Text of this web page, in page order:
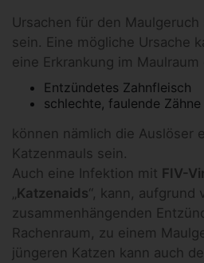
Ursachen für den
sein. Eine mögliche Ursache
eine Erkrankung im
Entzündetes Zahnfleisch
schlechte, faulende Zähne
können nämlich die Auslöser
Katzenmauls sein.
Auch eine Infektion mit FIV-
Katzenaids“, kann, aufgrund
zusammenhängenden
Rachenraum, zu einem
jüngeren Katzen kann auch